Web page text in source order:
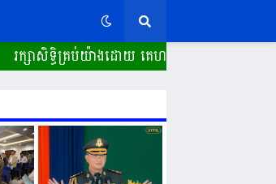
រក្សាសិទ្ធិគ្រប់យ៉ាងដោយ គេហទំព័រ ស្ពានដែក​